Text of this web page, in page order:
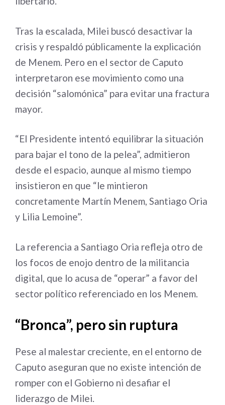
Tras la escalada, Milei buscó desactivar la
crisis y respaldó públicamente la explicación
de Menem. Pero en el sector de Caputo
interpretaron ese movimiento como una
decisión “salomónica” para evitar una fractura
mayor.
“El Presidente intentó equilibrar la situación
para bajar el tono de la pelea”, admitieron
desde el espacio, aunque al mismo tiempo
insistieron en que “le mintieron
concretamente Martín Menem, Santiago Oria
y Lilia Lemoine”.
La referencia a Santiago Oria refleja otro de
los focos de enojo dentro de la militancia
digital, que lo acusa de “operar” a favor del
sector político referenciado en los Menem.
“Bronca”, pero sin ruptura
Pese al malestar creciente, en el entorno de
Caputo aseguran que no existe intención de
romper con el Gobierno ni desafiar el
liderazgo de Milei.